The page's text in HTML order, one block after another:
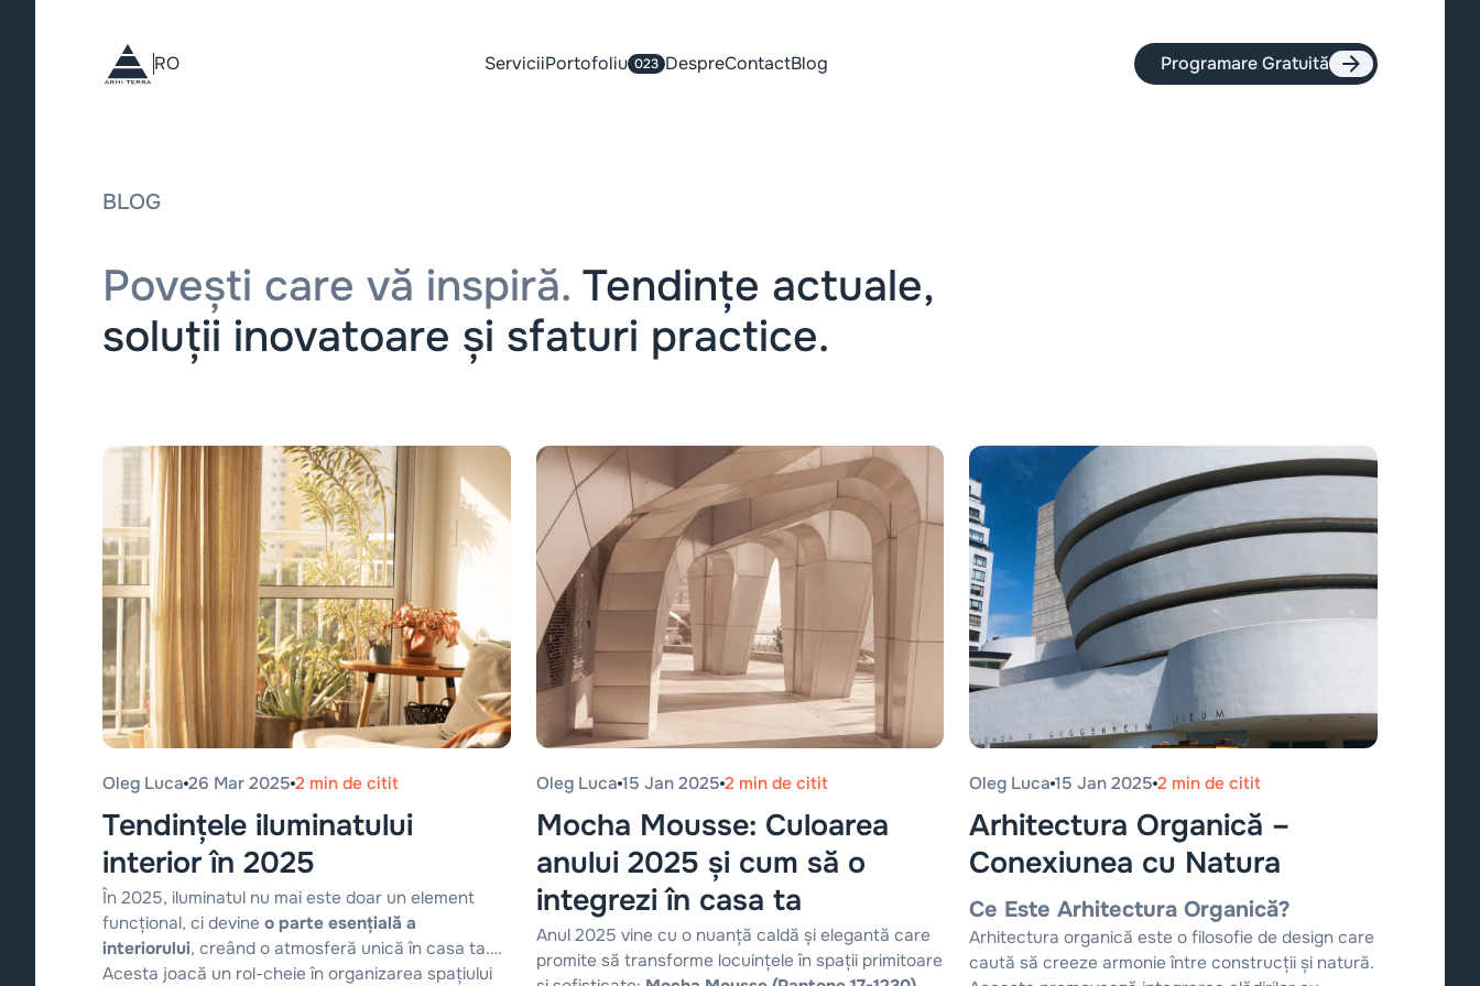
RO ServiciiPortofoliu 023 DespreContactBlog Programare Gratuită
BLOG
Povești care vă inspiră. Tendințe actuale,
soluții inovatoare și sfaturi practice.
Oleg Luca 26 Mar 2025 2 min de citit
Tendințele iluminatului
interior în 2025
În 2025, iluminatul nu mai este doar un element
funcțional, ci devine o parte esențială a
interiorului, creând o atmosferă unică în casa ta.
Acesta joacă un rol-cheie în organizarea spațiului
Oleg Luca 15 Jan 2025 2 min de citit
Mocha Mousse: Culoarea
anului 2025 și cum să o
integrezi în casa ta
Anul 2025 vine cu o nuanță caldă și elegantă care
promite să transforme locuințele în spații primitoare
Oleg Luca 15 Jan 2025 2 min de citit
Arhitectura Organică –
Conexiunea cu Natura
Ce Este Arhitectura Organică?
Arhitectura organică este o filosofie de design care
caută să creeze armonie între construcții și natură.